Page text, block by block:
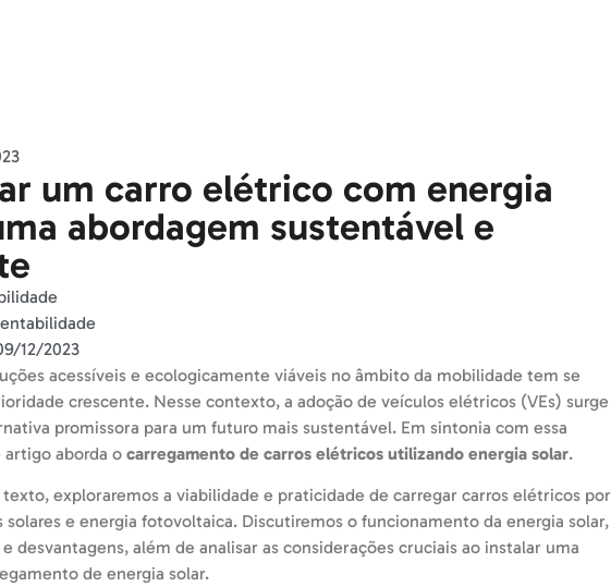
um carro elétrico com energia
abordagem sustentável e
12/2023
acessíveis e ecologicamente viáveis no âmbito da mobilidade tem se
crescente. Nesse contexto, a adoção de veículos elétricos (VEs) surge
promissora para um futuro mais sustentável. Em sintonia com essa
artigo aborda ocarregamento de carros elétricos utilizando energia solar.
exploraremos a viabilidade e praticidade de carregar carros elétricos por
solares e energia fotovoltaica. Discutiremos o funcionamento da energia solar,
desvantagens, além de analisar as considerações cruciais ao instalar uma
de energia solar.